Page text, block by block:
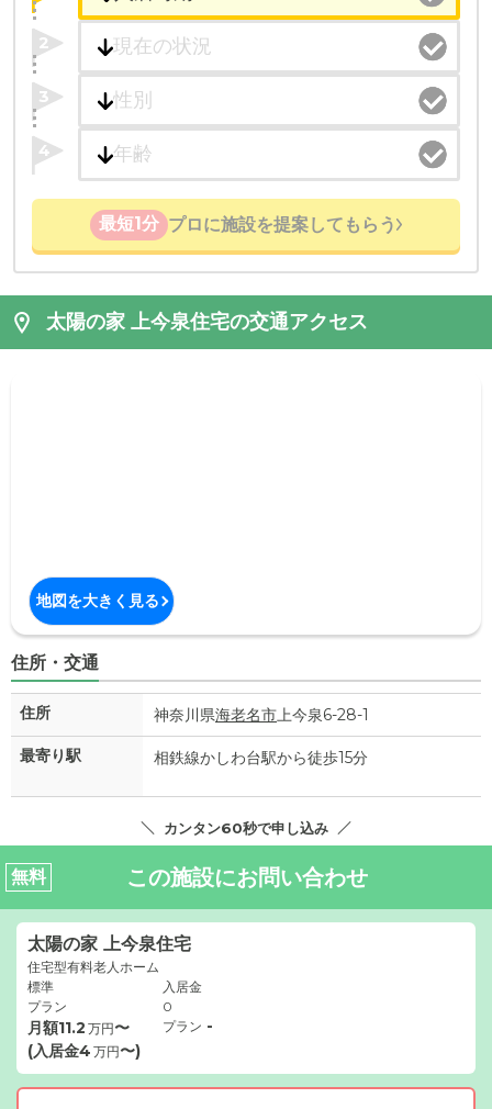
2
3
4
最短1分 プロに施設を提案してもらう
太陽の家 上今泉住宅の交通アクセス
地図を大きく見る
住所・交通
住所 神奈川県海老名市上今泉6-28-1
最寄り駅 相鉄線かしわ台駅から徒歩15分
カンタン60秒で申し込み
無料 この施設にお問い合わせ
太陽の家 上今泉住宅
住宅型有料老人ホーム
標準
プラン
月額11.2 万円〜
(入居金4 万円〜)
入居金
0
プラン -